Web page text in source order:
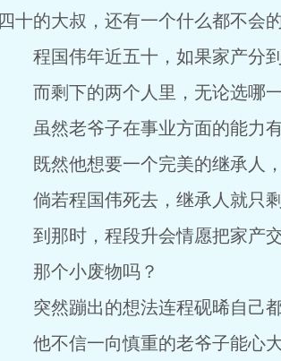
四十的大叔，还有一个什么都不会的
程国伟年近五十，如果家产分到
而剩下的两个人里，无论选哪一
虽然老爷子在事业方面的能力有
既然他想要一个完美的继承人，
倘若程国伟死去，继承人就只剩
到那时，程段升会情愿把家产交
那个小废物吗？
突然蹦出的想法连程砚晞自己都
他不信一向慎重的老爷子能心大